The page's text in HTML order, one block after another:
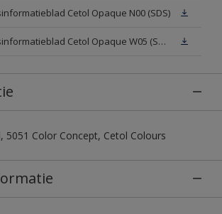
Cetol Opaque N00 (SDS)
Veiligheidsinformatieblad Cetol Opaque W05 (SDS)
5051 Color Concept, Cetol Colours